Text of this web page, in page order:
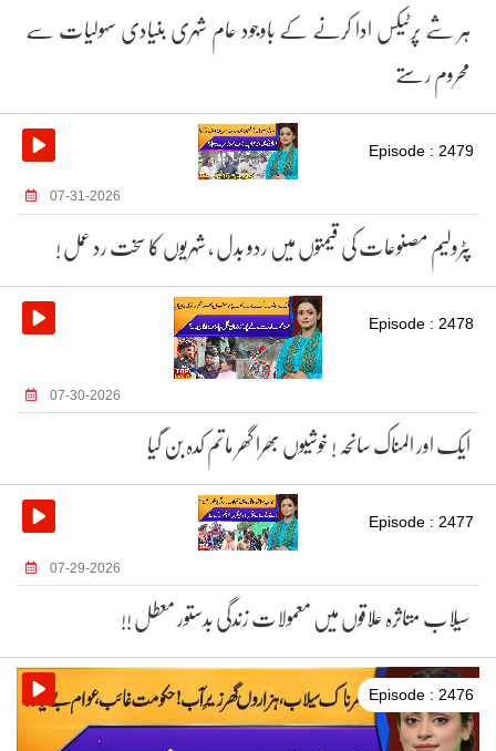
ہر شے پرٹیکس ادا کرنے کے باوجود عام شہری بنیادی سہولیات سے
محروم رستے
Episode : 2479
07-31-2026
پٹرولیم مصنوعات کی قیمتوں میں ردو بدل ، شہریوں کا سخت رد عمل !
Episode : 2478
07-30-2026
ایک اور المناک سانحہ ! خوشیوں بھرا گھر ماتم کدہ بن گیا
Episode : 2477
07-29-2026
سیلاب متاثرہ علاقوں میں معمولات زندگی بدستور معطل !!
Episode : 2476